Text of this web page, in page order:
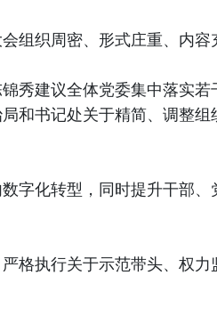
组织周密、形式庄重、内容
秀建议全体党委集中落实若
和书记处关于精简、调整
字化转型，同时提升干部
格执行关于示范带头、权力